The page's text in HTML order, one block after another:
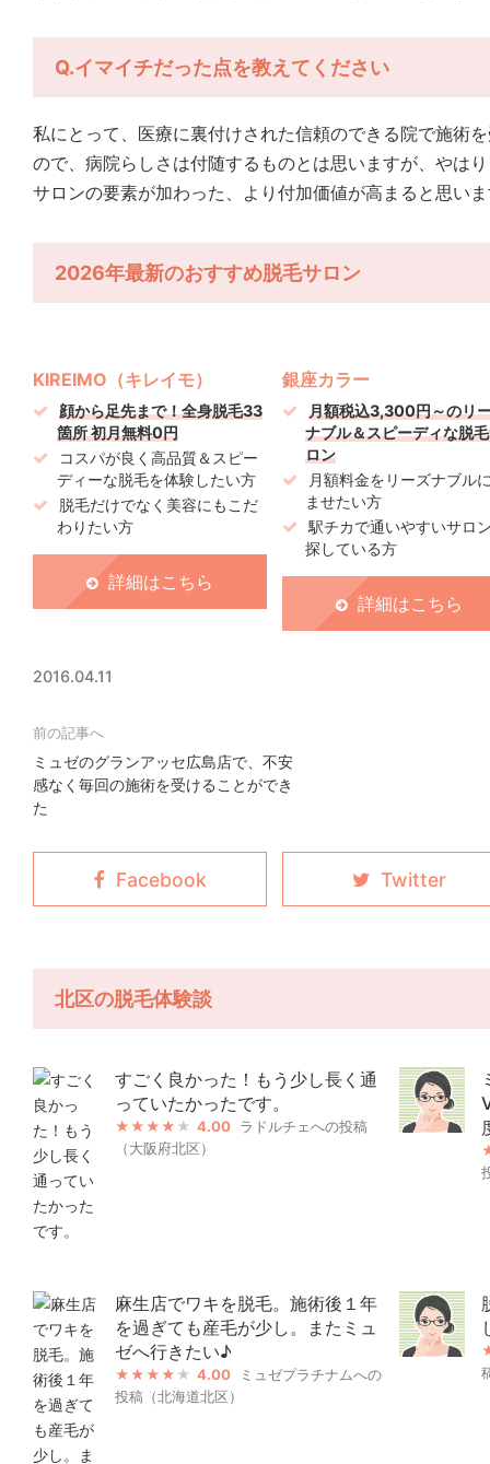
Q.イマイチだった点を教えてください
私にとって、医療に裏付けされた信頼のできる院で施術
ので、病院らしさは付随するものとは思いますが、やは
サロンの要素が加わった、より付加価値が高まると思い
2026年最新のおすすめ脱毛サロン
KIREIMO（キレイモ）
顔から足先まで！全身脱毛33
箇所 初月無料0円
コスパが良く高品質＆スピー
ディーな脱毛を体験したい方
脱毛だけでなく美容にもこだ
わりたい方
詳細はこちら
銀座カラー
月額税込3,300円～のリ
ナブル＆スピーディな脱
ロン
月額料金をリーズナブル
ませたい方
駅チカで通いやすいサロ
探している方
詳細はこちら
2016.04.11
ミュゼのグランアッセ広島店で、不安
感なく毎回の施術を受けることができ
た
北区の脱毛体験談
すごく良かった！もう少し長く通
っていたかったです。
4.00 ラドルチェへの投稿
（大阪府北区）
麻生店でワキを脱毛。施術後１年
を過ぎても産毛が少し。またミュ
ゼへ行きたい♪
4.00
ミュゼプラチナムへの
投稿（北海道北区）